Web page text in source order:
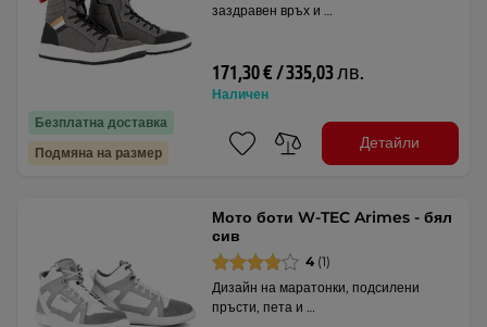
Безплатна доставка
Подмяна на размер
заздравен връх и …
171,30 € / 335,03 лв.
Наличен
Детайли
Мото боти W-TEC Arimes - бял
сив
4 (1)
Дизайн на маратонки, подсилени
пръсти, пета и …